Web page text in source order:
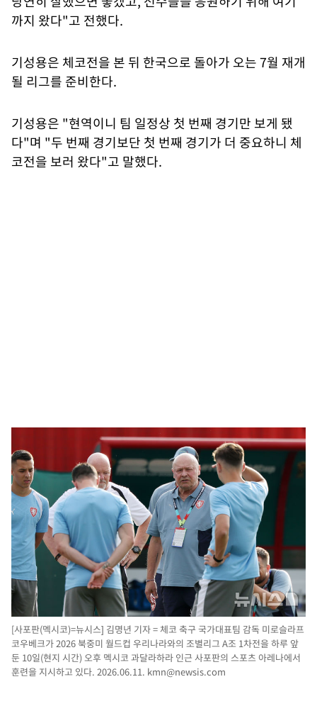
까지 왔다"고 전했다.
기성용은 체코전을 본 뒤 한국으로 돌아가 오는 7월 재개
될 리그를 준비한다.
기성용은 "현역이니 팀 일정상 첫 번째 경기만 보게 됐
다"며 "두 번째 경기보단 첫 번째 경기가 더 중요하니 체
코전을 보러 왔다"고 말했다.
[사포판(멕시코)=뉴시스] 김명년 기자 = 체코 축구 국가대표팀 감독 미로슬라프
코우베크가 2026 북중미 월드컵 우리나라와의 조별리그 A조 1차전을 하루 앞
둔 10일(현지 시간) 오후 멕시코 과달라하라 인근 사포판의 스포츠 아레나에서
훈련을 지시하고 있다. 2026.06.11. kmn@newsis.com